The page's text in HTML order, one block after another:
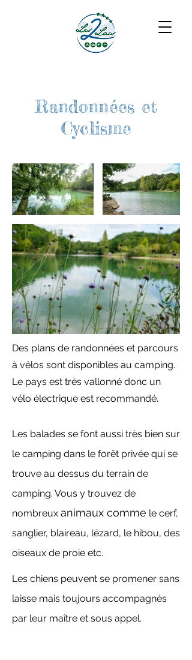
Randonnées et
Cyclisme
Des plans de randonnées et parcours
à vélos sont disponibles au camping.
Le pays est très vallonné donc un
vélo électrique est recommandé.
Les balades se font aussi très bien sur
le camping dans le forêt privée qui se
trouve au dessus du terrain de
camping. Vous y trouvez de
nombreux animaux comme le cerf,
sanglier, blaireau, lézard, le hibou, des
oiseaux de proie etc.
Les chiens peuvent se promener sans
laisse mais toujours accompagnés
par leur maître et sous appel.